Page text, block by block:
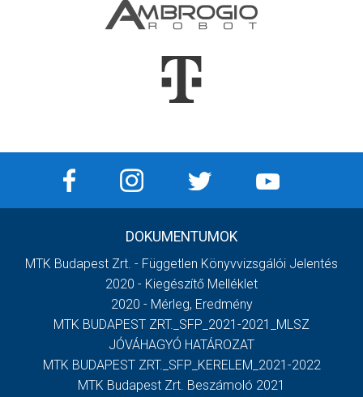
DOKUMENTUMOK
MTK Budapest Zrt. - Független Könyvvizsgálói Jelentés
2020 - Kiegészítő Melléklet
2020 - Mérleg, Eredmény
MTK BUDAPEST ZRT._SFP_2021-2021_MLSZ
JÓVÁHAGYÓ HATÁROZAT
MTK BUDAPEST ZRT._SFP_KERELEM_2021-2022
MTK Budapest Zrt. Beszámoló 2021